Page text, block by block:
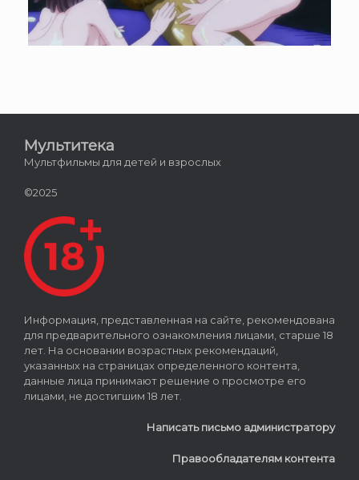
Мультитека
Мультфильмы для детей и взрослых
©2025
Информация, представленная на сайте, рекомендована
для предварительного ознакомления лицами, старше 18
лет. На основании возрастных рекомендаций,
указанных на страницах определенного контента,
данные лица принимают решение о просмотре его
лицами, не достигшим 18 лет.
Написать письмо администратору
Правообладателям контента